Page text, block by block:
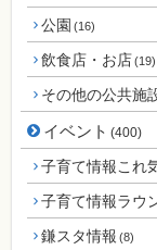
公園 (16)
飲食店・お店(19)
その他の公共施
イベント (400)
子育て情報これ
子育て情報ラウ
鎌スタ情報 (8)